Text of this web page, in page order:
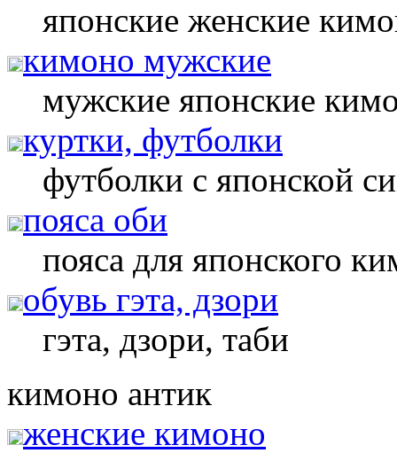
японские женские
кимоно мужские
мужские японские
куртки, футболки
футболки с японской
пояса оби
пояса для японского
обувь гэта, дзори
гэта, дзори, таби
кимоно антик
женские кимоно